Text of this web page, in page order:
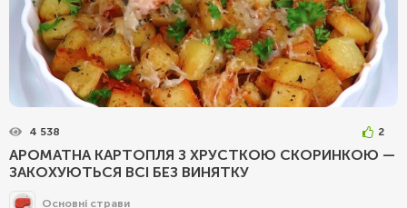
4 538 2
АРОМАТНА КАРТОПЛЯ З ХРУСТКОЮ СКОРИНКОЮ —
ЗАКОХУЮТЬСЯ ВСІ БЕЗ ВИНЯТКУ
Основні страви